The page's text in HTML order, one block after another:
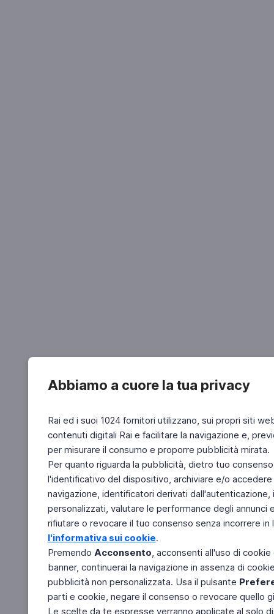
Abbiamo a cuore la tua privacy
Rai ed i suoi 1024 fornitori utilizzano, sui propri siti
contenuti digitali Rai e facilitare la navigazione e,
per misurare il consumo e proporre pubblicità mirata.
Per quanto riguarda la pubblicità, dietro tuo
l'identificativo del dispositivo, archiviare e/o
navigazione, identificatori derivati
personalizzati, valutare le performance degli
rifiutare o revocare il tuo consenso senza incorrere
l'informativa sui cookie.
Premendo Acconsento, acconsenti all'uso di
banner, continuerai la navigazione in assenza di
pubblicità non personalizzata. Usa il pulsante
parti e cookie, negare il consenso o revocare quello
Le scelte da te espresse verranno applicate al solo